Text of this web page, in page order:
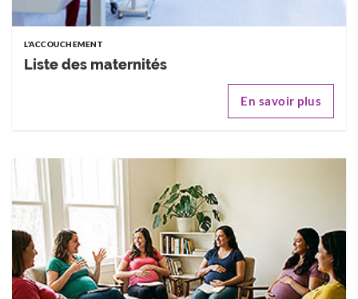
L'ACCOUCHEMENT
Liste des maternités
En savoir plus